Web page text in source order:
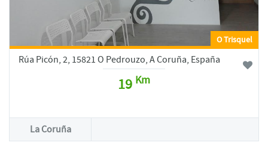
O Trisquel
Rúa Picón, 2, 15821 O Pedrouzo, A Coruña, España
19 Km
La Coruña